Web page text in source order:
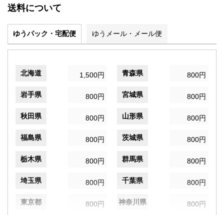
送料について
ゆうパック・宅配便 ゆうメール・メール便
北海道 1,500円 青森県 800円
岩手県 800円 宮城県 800円
秋田県 800円 山形県 800円
福島県 800円 茨城県 800円
栃木県 800円 群馬県 800円
埼玉県 800円 千葉県 800円
東京都 800円 神奈川県 800円